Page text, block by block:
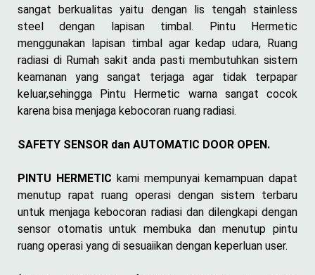
sangat berkualitas yaitu dengan lis tengah stainless
steel dengan lapisan timbal. Pintu Hermetic
menggunakan lapisan timbal agar kedap udara, Ruang
radiasi di Rumah sakit anda pasti membutuhkan sistem
keamanan yang sangat terjaga agar tidak terpapar
keluar,sehingga Pintu Hermetic warna sangat cocok
karena bisa menjaga kebocoran ruang radiasi.
SAFETY SENSOR dan AUTOMATIC DOOR OPEN.
PINTU HERMETIC kami mempunyai kemampuan dapat
menutup rapat ruang operasi dengan sistem terbaru
untuk menjaga kebocoran radiasi dan dilengkapi dengan
sensor otomatis untuk membuka dan menutup pintu
ruang operasi yang di sesuaiikan dengan keperluan user.